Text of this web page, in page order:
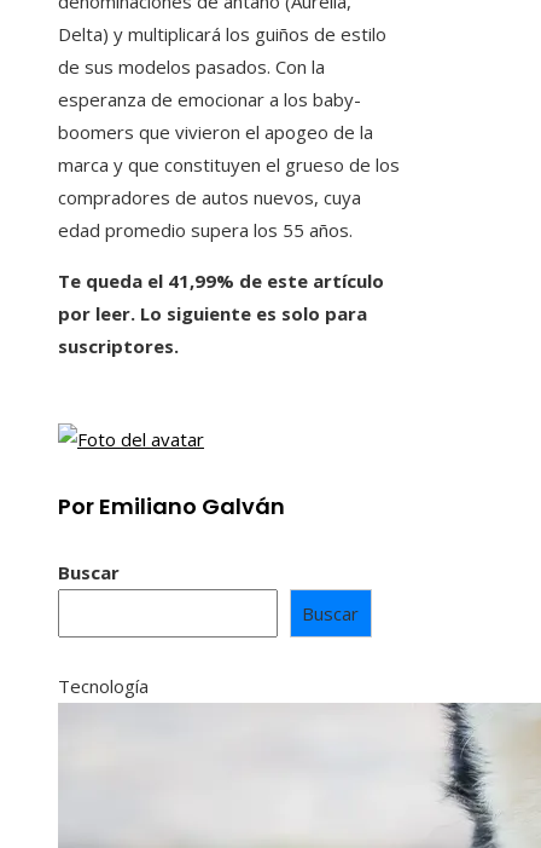
Delta) y multiplicará los guiños de estilo
de sus modelos pasados. Con la
esperanza de emocionar a los baby-
boomers que vivieron el apogeo de la
marca y que constituyen el grueso de los
compradores de autos nuevos, cuya
edad promedio supera los 55 años.
Te queda el 41,99% de este artículo
por leer. Lo siguiente es solo para
suscriptores.
Por Emiliano Galván
Buscar
Buscar
Tecnología